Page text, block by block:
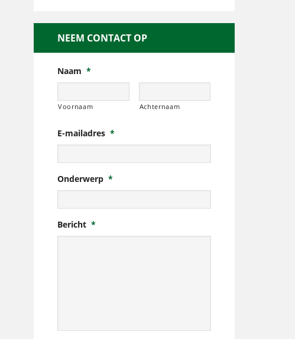
NEEM CONTACT OP
Naam *
Voornaam Achternaam
E-mailadres *
Onderwerp *
Bericht *